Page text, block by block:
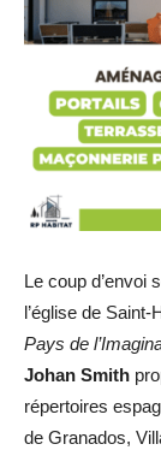
Le coup d’envoi
l’église de
Pays de
Johan Smith
répertoires
de Granados,